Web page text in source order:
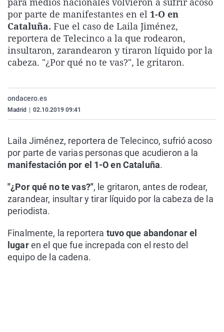
La rosa de los vientos
Gente viajera
Como el perro y el
Caso
Retornados
Equipo de
Operación Viuda
Extremadura
Galicia
La Rioja
Navarra
Virales
Televisión
Elecciones
por parte de manifestantes en el 1-O en
Cataluña. Fue el caso de Laila Jiménez,
reportera de Telecinco a la que rodearon,
insultaron, zarandearon y tiraron líquido por la
cabeza. "¿Por qué no te vas?", le gritaron.
ondacero.es
Madrid 02.10.2019 09:41
Laila Jiménez, reportera de Telecinco, sufrió acoso
por parte de varias personas que acudieron a la
manifestación por el 1-O en Cataluña.
"¿Por qué no te vas?", le gritaron, antes de rodear,
zarandear, insultar y tirar líquido por la cabeza de la
periodista.
Finalmente, la reportera tuvo que abandonar el
lugaren el que fue increpada con el resto del
equipo de la cadena.